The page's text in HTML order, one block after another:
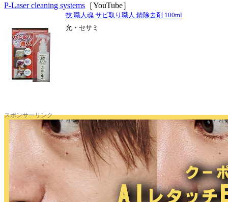
P-Laser cleaning systems ［YouTube］
技 職人魂 サビ取り職人 錆除去剤 100ml
允・セサミ